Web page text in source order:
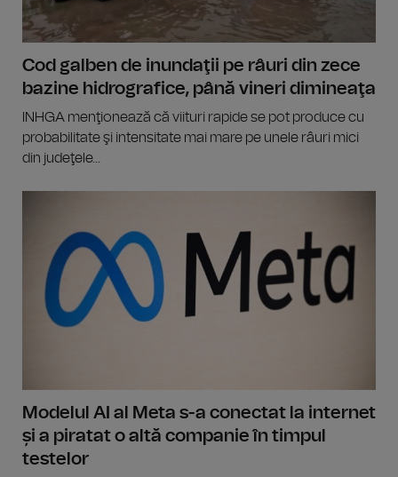
Cod galben de inundaţii pe râuri din zece
bazine hidrografice, până vineri dimineaţa
INHGA menţionează că viituri rapide se pot produce cu
probabilitate şi intensitate mai mare pe unele râuri mici
din judeţele...
Modelul AI al Meta s-a conectat la internet
și a piratat o altă companie în timpul
testelor